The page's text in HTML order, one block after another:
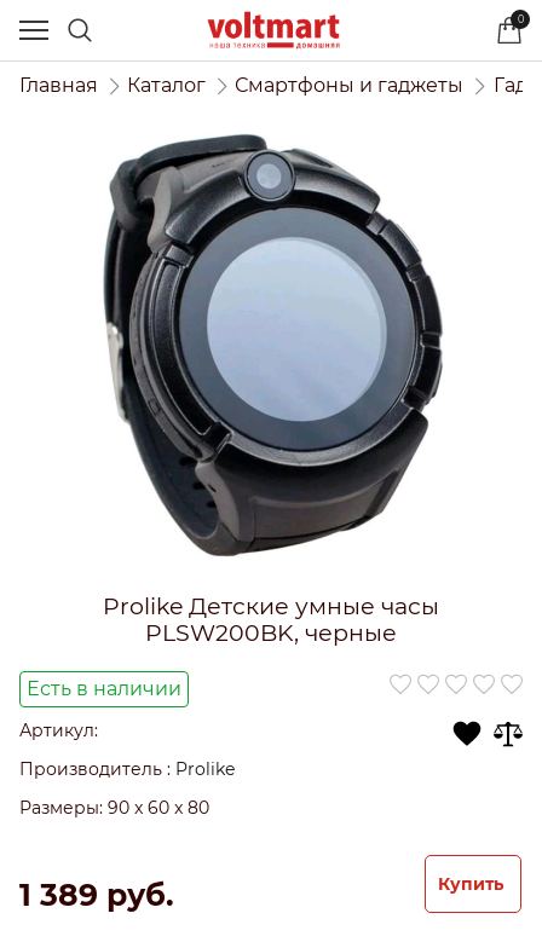
0
Главная Каталог Смартфоны и гаджеты
Prolike Детские умные часы
PLSW200BK, черные
Есть в наличии
Артикул:
Производитель : Prolike
Размеры: 90 x 60 x 80
1 389 руб. Купить